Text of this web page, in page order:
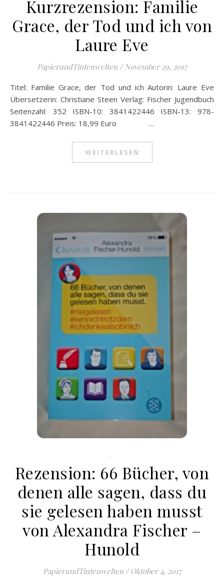
Kurzrezension: Familie
Grace, der Tod und ich von
Laure Eve
PapierundTintenwelten / November 29, 2017
Titel: Familie Grace, der Tod und ich Autorin: Laure Eve
Übersetzerin: Christiane Steen Verlag: Fischer Jugendbuch
Seitenzahl: 352 ISBN-10: 3841422446 ISBN-13: 978-
3841422446 Preis: 18,99 Euro …
WEITERLESEN
.
Rezension: 66 Bücher, von
denen alle sagen, dass du
sie gelesen haben musst
von Alexandra Fischer –
Hunold
PapierundTintenwelten / Oktober 4, 2017